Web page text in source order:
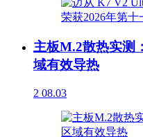
主板M.2散热实测
域有效导热
2 08.03